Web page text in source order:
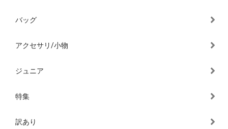
バッグ
アクセサリ/小物
ジュニア
特集
訳あり